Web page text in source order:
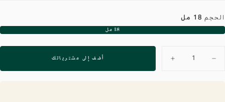
الحجم 18 مل
18 مل البديل
تقليل
زيادة
أضف إلى مشترياتك